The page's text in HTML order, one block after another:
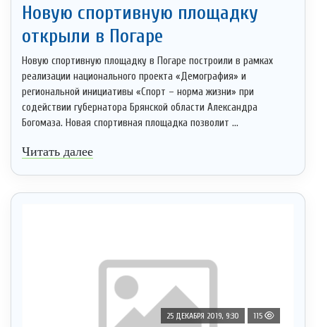
Новую спортивную площадку
открыли в Погаре
Новую спортивную площадку в Погаре построили в рамках
реализации национального проекта «Демография» и
региональной инициативы «Спорт – норма жизни» при
содействии губернатора Брянской области Александра
Богомаза. Новая спортивная площадка позволит ...
Читать далее
25 ДЕКАБРЯ 2019, 9:30 115